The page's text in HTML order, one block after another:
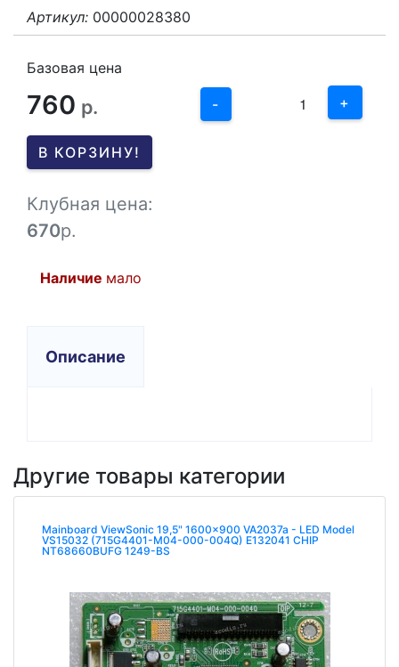
Артикул: 00000028380
Базовая цена
760 р. -
3
1
+
В КОРЗИНУ!
Клубная цена:
670р.
Наличие мало
Описание
Другие товары категории
Mainboard ViewSonic 19,5" 1600x900 VA2037a - LED Model
VS15032 (715G4401-M04-000-004Q) E132041 CHIP
NT68660BUFG 1249-BS